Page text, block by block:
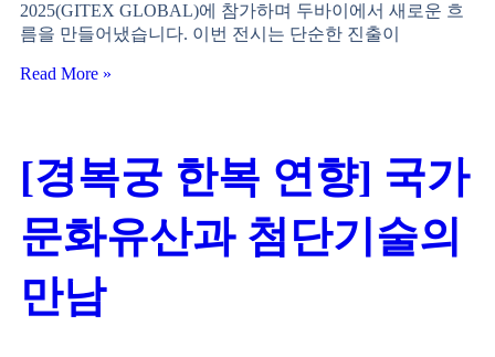
2025(GITEX GLOBAL)에 참가하며 두바이에서 새로운 흐
름을 만들어냈습니다. 이번 전시는 단순한 진출이
Read More »
[경복궁 한복 연향] 국가
문화유산과 첨단기술의
만남